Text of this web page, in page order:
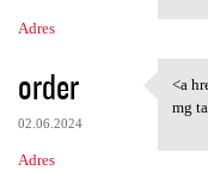
Adres
order
02.06.2024
Adres
<a
<a
mg